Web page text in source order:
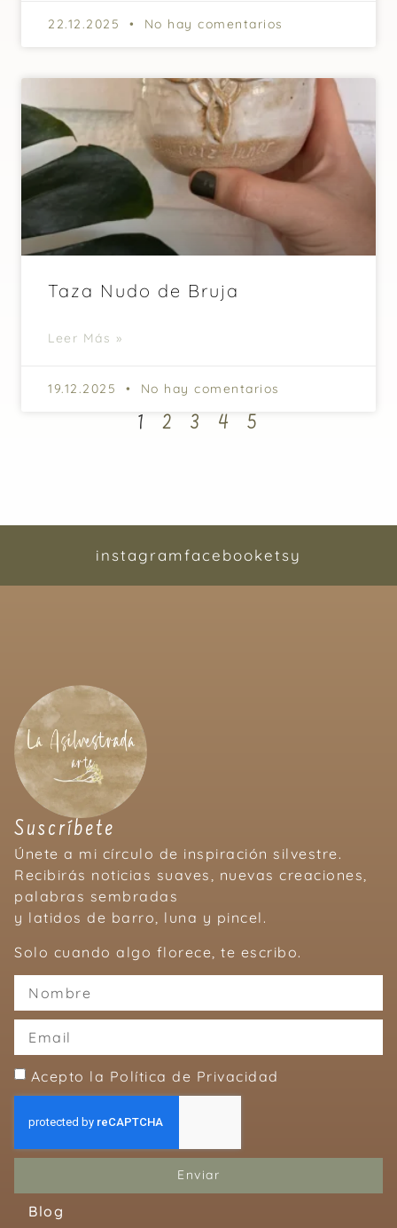
22.12.2025 No hay comentarios
Taza Nudo de Bruja
Leer Más »
19.12.2025 No hay comentarios
1 2 3 4 5
instagramfacebooketsy
Suscríbete
Únete a mi círculo de inspiración silvestre.
Recibirás noticias suaves, nuevas creaciones,
palabras sembradas
y latidos de barro, luna y pincel.
Solo cuando algo florece, te escribo.
Acepto la Política de Privacidad
Enviar
Blog